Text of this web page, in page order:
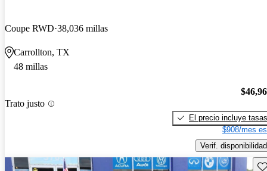
Coupe RWD 38,036 millas
Carrollton, TX
48 millas
Trato justo
El precio incluye tasas
$908/mes
Verif. disponibilidad